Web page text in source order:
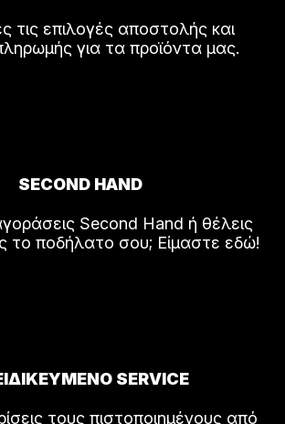
τις επιλογές αποστολής και
για τα προϊόντα μας.
SECOND HAND
Second Hand ή θέλεις
το ποδήλατο σου; Είμαστε εδώ!
SERVICE
τους πιστοποιημένους από